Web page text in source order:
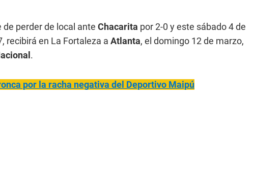
de perder de local ante Chacarita por 2-0 y este sábado 4 de
recibirá en La Fortaleza a Atlanta, el domingo 12 de marzo,
.
por la racha negativa del Deportivo Maipú